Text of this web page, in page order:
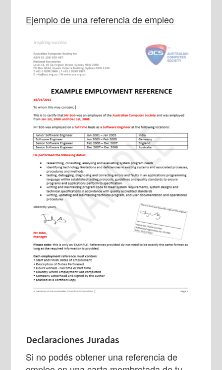
Ejemplo de una referencia de empleo
Declaraciones Juradas
Si no podés obtener una referencia de